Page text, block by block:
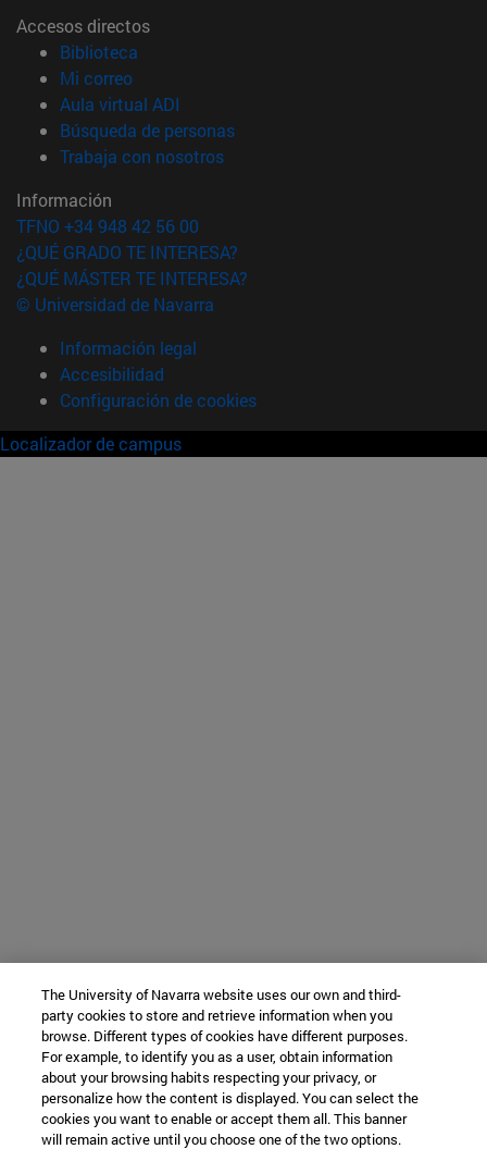
Accesos directos
Biblioteca
Mi correo(abre en nueva ventana)
Aula virtual ADI
Búsqueda de personas(abre en nueva ventana)
Trabaja con nosotros(abre en nueva ventana)
Información
TFNO +34 948 42 56 00
¿QUÉ GRADO TE INTERESA?
¿QUÉ MÁSTER TE INTERESA?
© Universidad de Navarra
Información legal
Accesibilidad
Configuración de cookies
Localizador de campus
The University of Navarra website uses our own and third-
party cookies to store and retrieve information when you
browse. Different types of cookies have different purposes.
For example, to identify you as a user, obtain information
about your browsing habits respecting your privacy, or
personalize how the content is displayed. You can select the
cookies you want to enable or accept them all. This banner
will remain active until you choose one of the two options.